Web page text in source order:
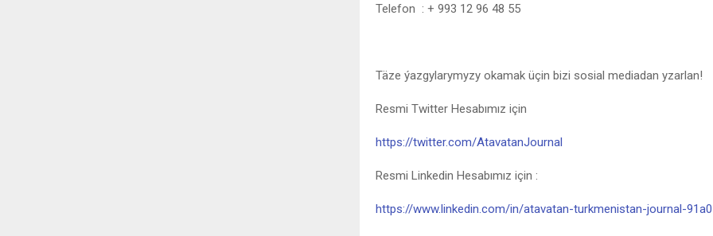
Telefon : + 993 12 96 48 55
Täze ýazgylarymyzy okamak üçin bizi sosial mediadan yzarlan!
Resmi Twitter Hesabımız için
https://twitter.com/AtavatanJournal
Resmi Linkedin Hesabımız için :
https://www.linkedin.com/in/atavatan-turkmenistan-journal-